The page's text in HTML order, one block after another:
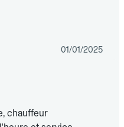
01/01/2025
chauffeur